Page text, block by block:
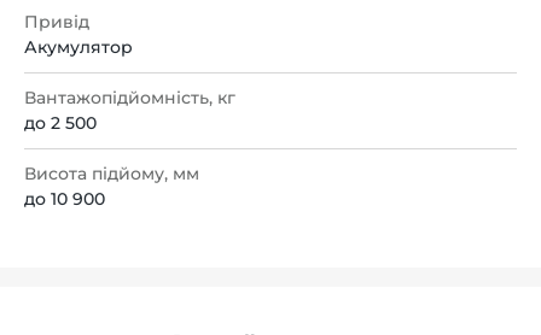
Привід
Акумулятор
Вантажопідйомність, кг
до 2 500
Висота підйому, мм
до 10 900